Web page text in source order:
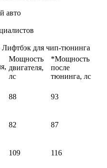
авто
для чип-тюнинга
Мощность
двигателя,
лс
*Мощность
после
тюнинга, лс
88 93
82 87
109 116